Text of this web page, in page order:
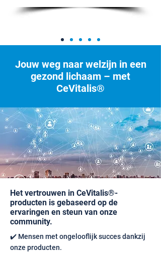
Jouw weg naar welzijn in een
gezond lichaam – met
CeVitalis®
Het vertrouwen in CeVitalis®-
producten is gebaseerd op de
ervaringen en steun van onze
community.
✔️ Mensen met ongelooflijk succes dankzij
onze producten.